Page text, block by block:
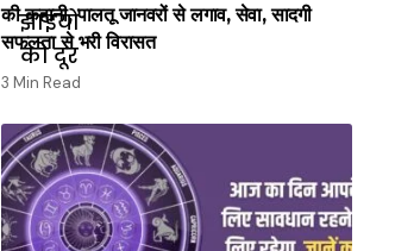
की कहानी, पालतू जानवरों से लगाव, सेवा, सादगी
सफलता से भरी विरासत
3 Min Read